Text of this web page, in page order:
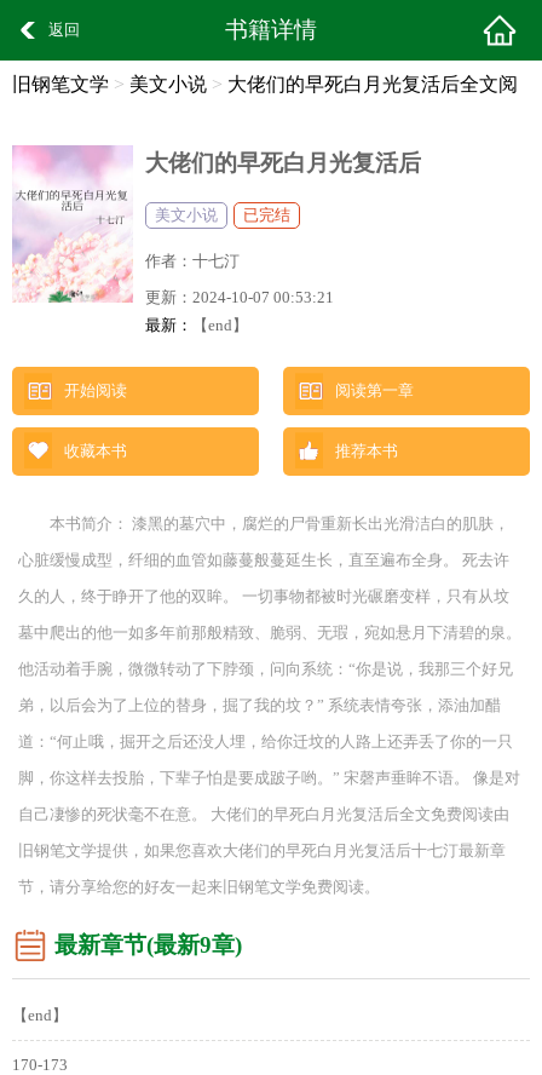
返回 书籍详情
旧钢笔文学 > 美文小说 > 大佬们的早死白月光复活后全文阅
大佬们的早死白月光复活后
美文小说 已完结
作者： 十七汀
更新： 2024-10-07 00:53:21
最新：
【end】
开始阅读 阅读第一章
收藏本书 推荐本书
本书简介： 漆黑的墓穴中，腐烂的尸骨重新长出光滑洁白的肌肤，
心脏缓慢成型，纤细的血管如藤蔓般蔓延生长，直至遍布全身。 死去许
久的人，终于睁开了他的双眸。 一切事物都被时光碾磨变样，只有从坟
墓中爬出的他一如多年前那般精致、脆弱、无瑕，宛如悬月下清碧的泉。
他活动着手腕，微微转动了下脖颈，问向系统：“你是说，我那三个好兄
弟，以后会为了上位的替身，掘了我的坟？” 系统表情夸张，添油加醋
道：“何止哦，掘开之后还没人埋，给你迁坟的人路上还弄丢了你的一只
脚，你这样去投胎，下辈子怕是要成跛子哟。” 宋磬声垂眸不语。 像是对
自己凄惨的死状毫不在意。 大佬们的早死白月光复活后全文免费阅读由
旧钢笔文学提供，如果您喜欢大佬们的早死白月光复活后十七汀最新章
节，请分享给您的好友一起来旧钢笔文学免费阅读。
最新章节(最新9章)
【end】
170-173